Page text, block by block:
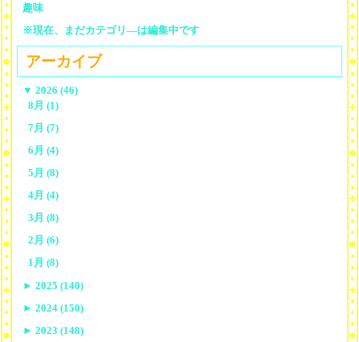
趣味
※現在、まだカテゴリ—は編集中です
アーカイブ
▼ 2026 (46)
8月 (1)
7月 (7)
6月 (4)
5月 (8)
4月 (4)
3月 (8)
2月 (6)
1月 (8)
► 2025 (140)
► 2024 (150)
► 2023 (148)